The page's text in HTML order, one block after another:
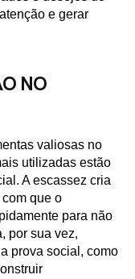
e gerar
NO
valiosas no
utilizadas estão
A escassez cria
que o
para não
por sua vez,
prova social, como